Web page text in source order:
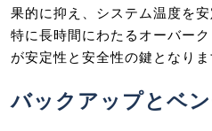
果的に抑え、システム温度を
特に長時間にわたるオーバー
が安定性と安全性の鍵となりま
バックアップとベ